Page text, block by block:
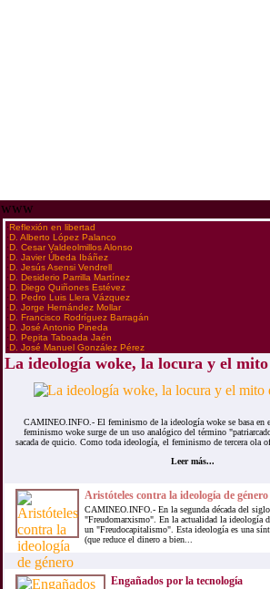
www
·Reflexión en libertad
·D. Alberto López Palanco
·D. Cesar Valdeolmillos Alonso
·D. Javier Úbeda Ibáñez
·D. Jesús Asensi Vendrell
·D. Desiderio Parrilla Martínez
·D. Diego Quiñones Estévez
·D. Pedro Luis Llera Vázquez
·D. Jorge Hernández Mollar
·D. Francisco Rodríguez Barragán
·D. José Antonio Pineda
·D. Pepita Taboada Jaén
·D. José Manuel González Pérez
La ideología woke, la locura y el
CAMINEO.INFO.- El feminismo de la ideología woke se basa en
feminismo woke surge de un uso analógico del término
sacada de quicio. Como toda ideología, el feminismo de tercera ola
Leer más...
Aristóteles contra la ideología de género
CAMINEO.INFO.- En la segunda década del
"Freudomarxismo". En la actualidad la ideología
un "Freudocapitalismo". Esta ideología es una
(que reduce el dinero a bien...
Engañados por la tecnología